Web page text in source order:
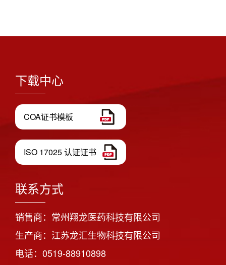
下载中心
COA证书模板
ISO 17025 认证证书
联系方式
销售商：常州翔龙医药科技有限公司
生产商：江苏龙汇生物科技有限公司
电话：0519-88910898